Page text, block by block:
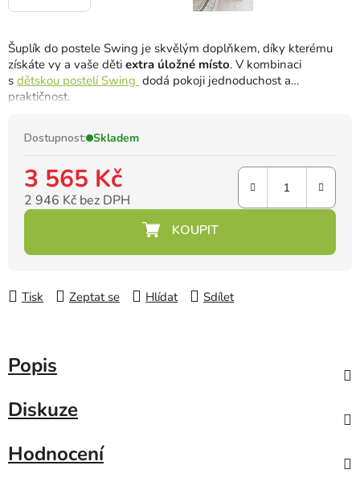
Šuplík do postele Swing je skvělým doplňkem, díky kterému
získáte vy a vaše děti extra úložné místo. V kombinaci
s dětskou postelí Swing dodá pokoji jednoduchost a
praktičnost.
Dostupnost: Skladem
3 565 Kč
2 946 Kč bez DPH
Tisk Zeptat se Hlídat Sdílet
Popis
Diskuze
Hodnocení